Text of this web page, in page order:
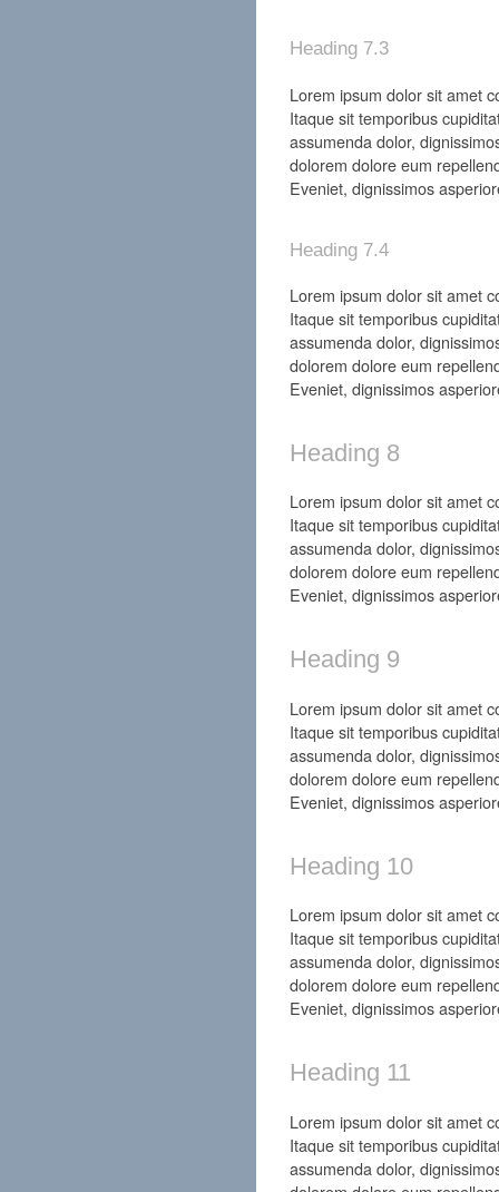
Heading 7.3
Lorem ipsum dolor sit amet
Itaque sit temporibus
assumenda dolor,
dolorem dolore eum
Eveniet, dignissimos
Heading 7.4
Lorem ipsum dolor sit amet
Itaque sit temporibus
assumenda dolor,
dolorem dolore eum
Eveniet, dignissimos
Heading 8
Lorem ipsum dolor sit amet
Itaque sit temporibus
assumenda dolor,
dolorem dolore eum
Eveniet, dignissimos
Heading 9
Lorem ipsum dolor sit amet
Itaque sit temporibus
assumenda dolor,
dolorem dolore eum
Eveniet, dignissimos
Heading 10
Lorem ipsum dolor sit amet
Itaque sit temporibus
assumenda dolor,
dolorem dolore eum
Eveniet, dignissimos
Heading 11
Lorem ipsum dolor sit amet
Itaque sit temporibus
assumenda dolor,